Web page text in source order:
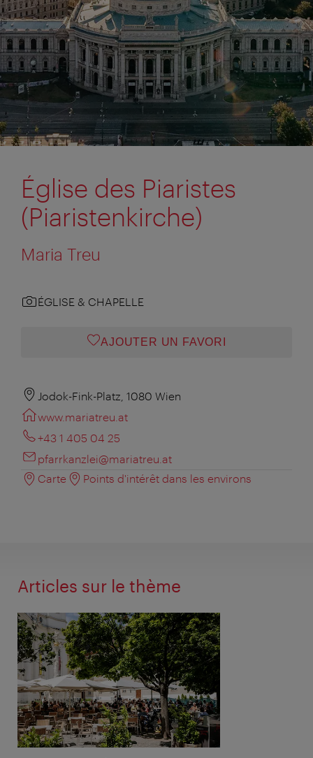
Église des Piaristes
(Piaristenkirche)
Maria Treu
ÉGLISE & CHAPELLE
AJOUTER UN FAVORI
Jodok-Fink-Platz, 1080 Wien
www.mariatreu.at
+43 1 405 04 25
pfarrkanzlei@mariatreu.at
Carte
Points d'intérêt dans les environs
Articles sur le thème